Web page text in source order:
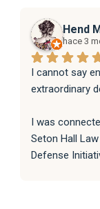
Hend
hace 3
I cannot say
extraordinary
I was
Seton Hall
Defense